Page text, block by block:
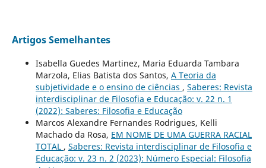
Artigos Semelhantes
Isabella Guedes Martinez, Maria Eduarda Tambara
Marzola, Elias Batista dos Santos, A Teoria da
subjetividade e o ensino de ciências , Saberes: Revista
interdisciplinar de Filosofia e Educação: v. 22 n. 1
(2022): Saberes: Filosofia e Educação
Marcos Alexandre Fernandes Rodrigues, Kelli
Machado da Rosa, EM NOME DE UMA GUERRA RACIAL
TOTAL , Saberes: Revista interdisciplinar de Filosofia e
Educação: v. 23 n. 2 (2023): Número Especial: Filosofia